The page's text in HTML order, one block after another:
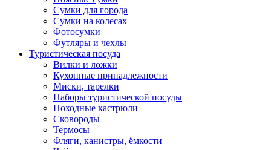
Сумки для города
Сумки на колесах
Фотосумки
Футляры и чехлы
Туристическая посуда
Вилки и ложки
Кухонные принадлежности
Миски, тарелки
Наборы туристической посуды
Походные кастрюли
Сковороды
Термосы
Фляги, канистры, ёмкости